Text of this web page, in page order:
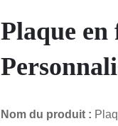
Plaque
Nom du produit :